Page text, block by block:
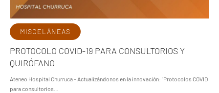
MISCELÁNEAS
PROTOCOLO COVID-19 PARA CONSULTORIOS Y
QUIRÓFANO
Ateneo Hospital Churruca - Actualizándonos en la innovación: "Protocolos COVID
para consultorios…